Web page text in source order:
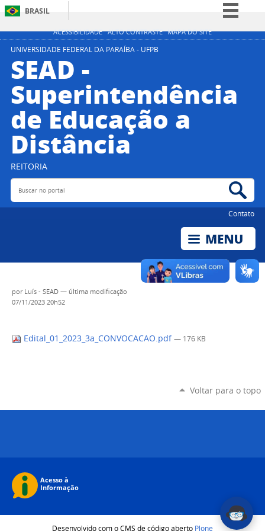
ACESSIBILIDADE ALTO CONTRASTE MAPA DO SITE
BRASIL
Simplifique!
Acesso à informação
Legislação
Canais
UNIVERSIDADE FEDERAL DA PARAÍBA - UFPB
SEAD -
Superintendência
de Educação a
Distância
REITORIA
Buscar no portal
Contato
por Luís - SEAD — última modificação
07/11/2023 20h52
Edital_01_2023_3a_CONVOCACAO.pdf — 176 KB
Voltar para o topo
Desenvolvido com o CMS de código aberto Plone